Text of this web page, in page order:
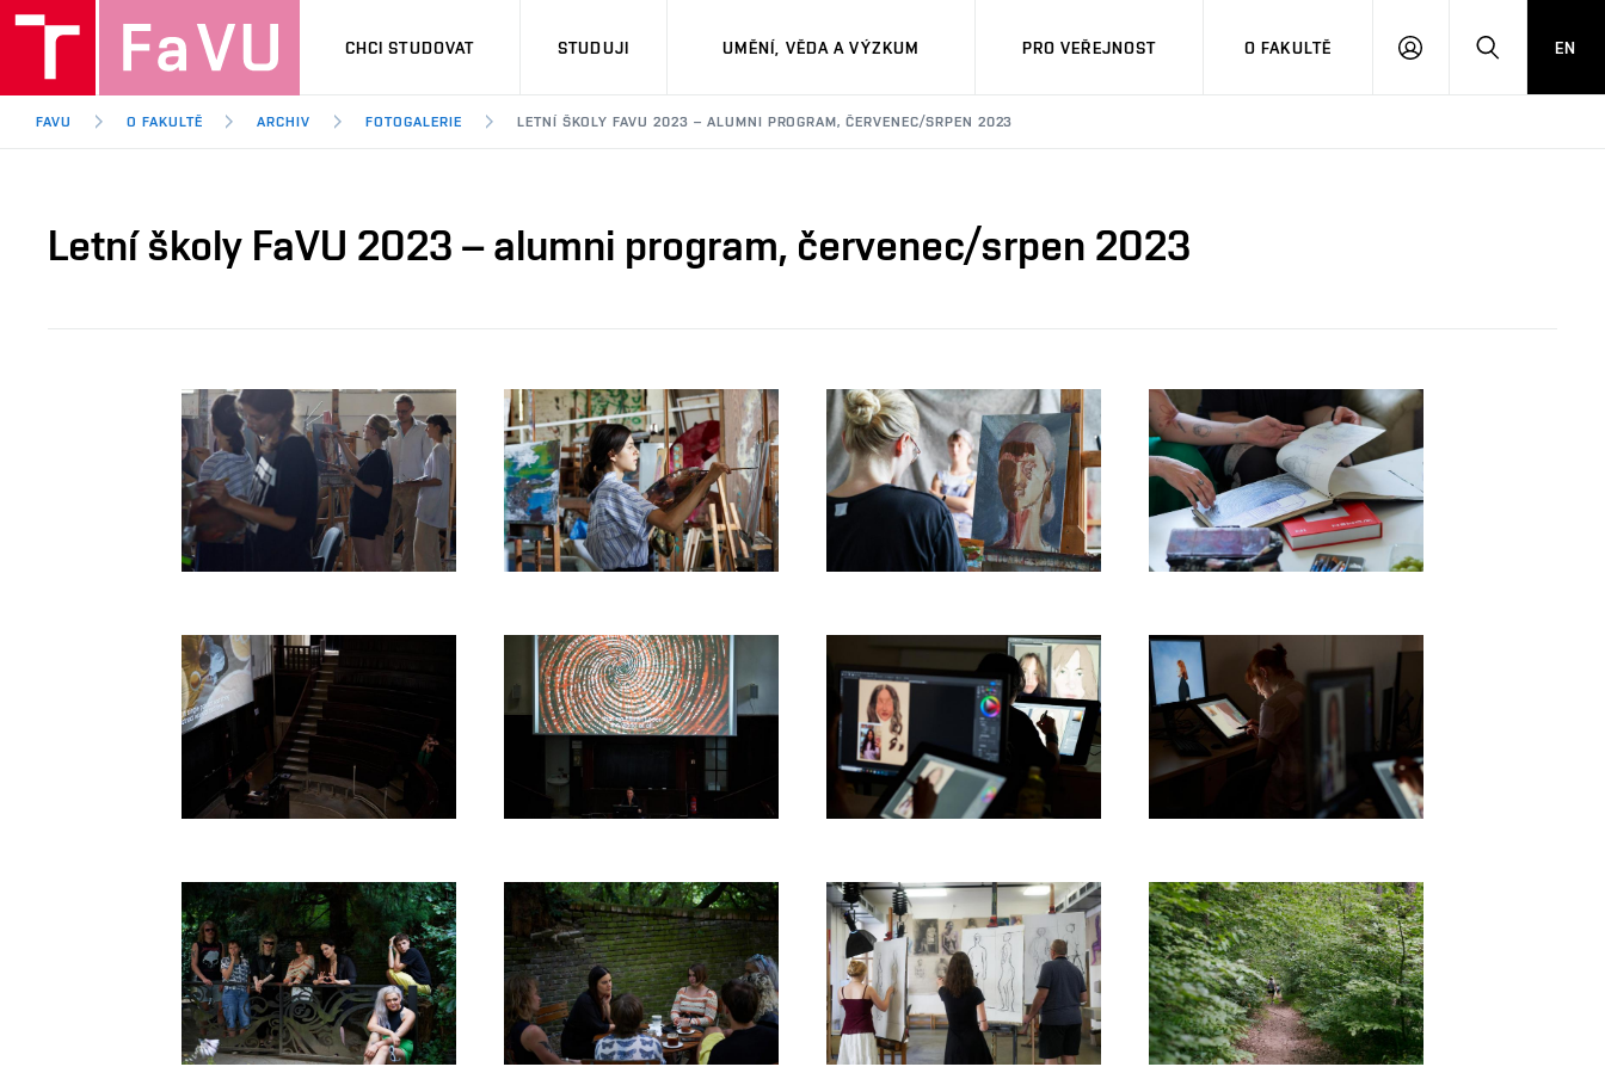
CHCI STUDOVAT STUDUJI UMĚNÍ, VĚDA A VÝZKUM PRO VEŘEJNOST O FAKULTĚ
PŘIHLÁSITHLEDAT
EN
FAVU O FAKULTĚ ARCHIV FOTOGALERIE LETNÍ ŠKOLY FAVU 2023 – ALUMNI PROGRAM, ČERVENEC/SRPEN 2023
Letní školy FaVU 2023 – alumni program, červenec/srpen 2023